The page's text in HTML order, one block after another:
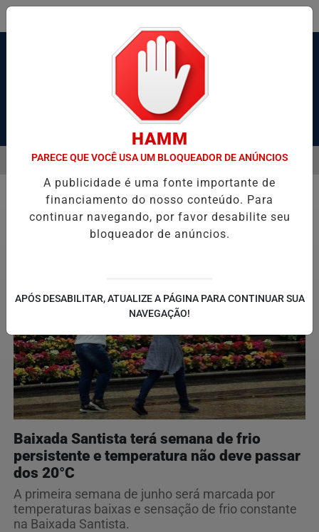
Pesquisar Notícia
POR 'GANGUE DA BICICLETA' EM SANTOS; VÍDEO CICLONE
EM ALTA
MENU
Tempo
Baixada Santista terá semana de frio
persistente e temperatura não deve passar
dos 20°C
A primeira semana de junho será marcada por
temperaturas baixas e sensação de frio constante
na Baixada Santista.
HAMM
PARECE QUE VOCÊ USA UM BLOQUEADOR DE ANÚNCIOS
A publicidade é uma fonte importante de
financiamento do nosso conteúdo. Para
continuar navegando, por favor desabilite seu
bloqueador de anúncios.
APÓS DESABILITAR, ATUALIZE A PÁGINA PARA CONTINUAR SUA
NAVEGAÇÃO!